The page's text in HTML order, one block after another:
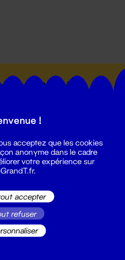
actualités du
!
acceptez que les cookies
anonyme dans le cadre
votre expérience sur
accepter
refuser